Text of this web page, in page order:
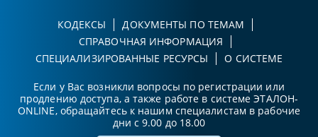
КОДЕКСЫ
ДОКУМЕНТЫ ПО ТЕМАМ
СПРАВОЧНАЯ ИНФОРМАЦИЯ
СПЕЦИАЛИЗИРОВАННЫЕ РЕСУРСЫ
О СИСТЕМЕ
Если у Вас возникли вопросы по регистрации или
продлению доступа, а также работе в системе ЭТАЛОН-
ONLINE, обращайтесь к нашим специалистам в рабочие
дни с 9.00 до 18.00